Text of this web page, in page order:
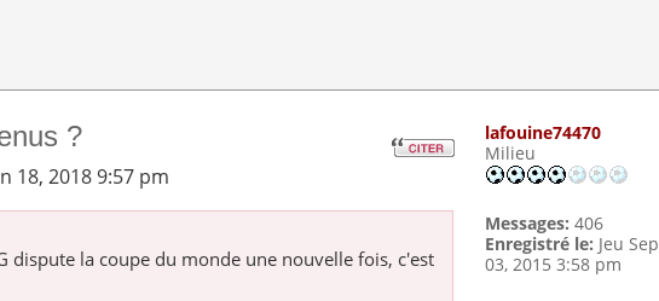
?
18, 2018 9:57 pm
dispute la coupe du monde une nouvelle fois, c'est
lafouine74470
Milieu
Messages: 406
Enregistré le: Jeu Sep
03, 2015 3:58 pm